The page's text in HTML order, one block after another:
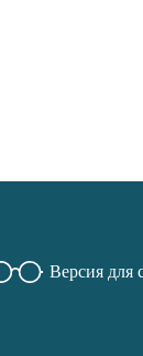
Версия для